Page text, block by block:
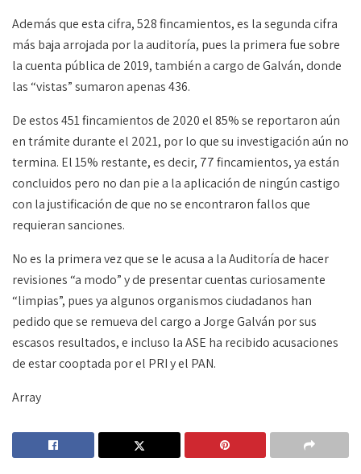
Además que esta cifra, 528 fincamientos, es la segunda cifra
más baja arrojada por la auditoría, pues la primera fue sobre
la cuenta pública de 2019, también a cargo de Galván, donde
las “vistas” sumaron apenas 436.
De estos 451 fincamientos de 2020 el 85% se reportaron aún
en trámite durante el 2021, por lo que su investigación aún no
termina. El 15% restante, es decir, 77 fincamientos, ya están
concluidos pero no dan pie a la aplicación de ningún castigo
con la justificación de que no se encontraron fallos que
requieran sanciones.
No es la primera vez que se le acusa a la Auditoría de hacer
revisiones “a modo” y de presentar cuentas curiosamente
“limpias”, pues ya algunos organismos ciudadanos han
pedido que se remueva del cargo a Jorge Galván por sus
escasos resultados, e incluso la ASE ha recibido acusaciones
de estar cooptada por el PRI y el PAN.
Array